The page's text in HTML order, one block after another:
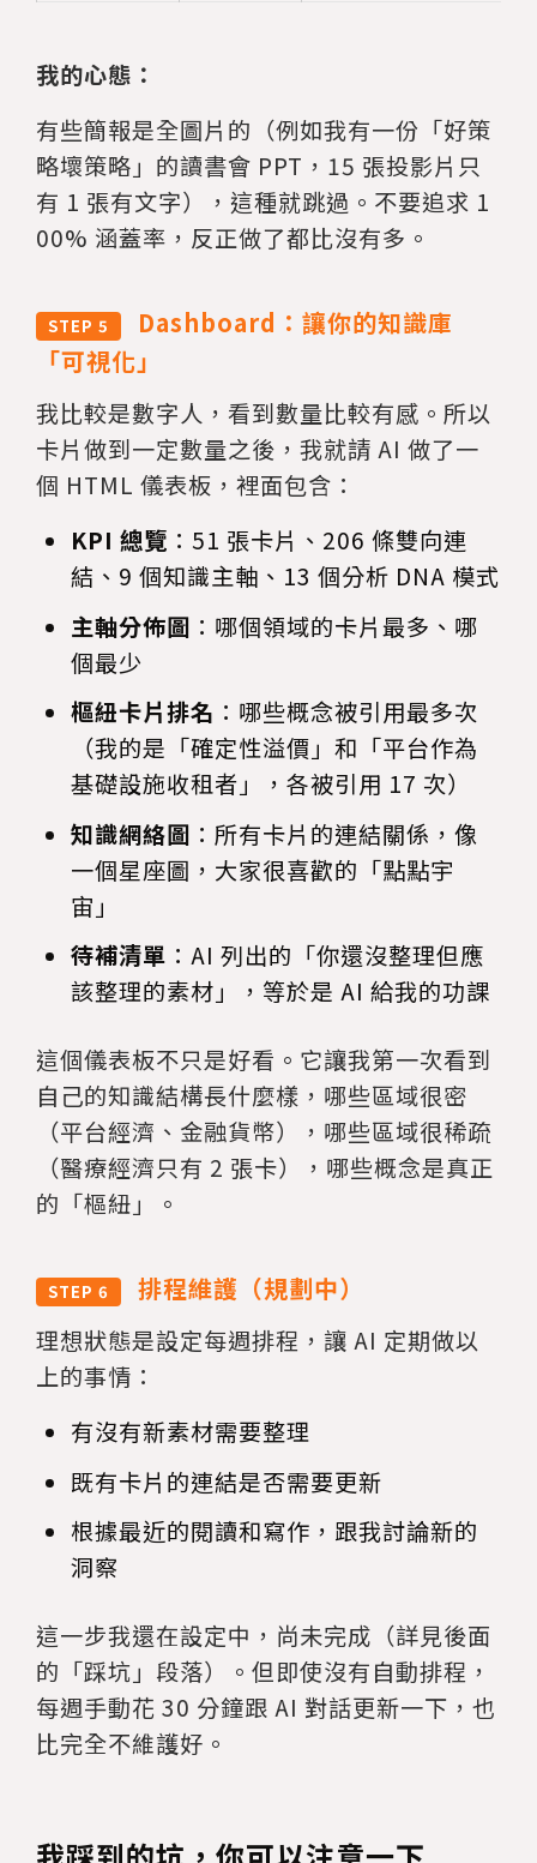
我的心態：
有些簡報是全圖片的（例如我有一份「好策
略壞策略」的讀書會 PPT，15 張投影片只
有 1 張有文字），這種就跳過。不要追求 1
00% 涵蓋率，反正做了都比沒有多。
STEP 5
Dashboard：讓你的知識庫
「可視化」
我比較是數字人，看到數量比較有感。所以
卡片做到一定數量之後，我就請 AI 做了一
個 HTML 儀表板，裡面包含：
KPI 總覽 ：51 張卡片、206 條雙向連
結、9 個知識主軸、13 個分析 DNA 模式
主軸分佈圖 ：哪個領域的卡片最多、哪
個最少
樞紐卡片排名 ：哪些概念被引用最多次
（我的是「確定性溢價」和「平台作為
基礎設施收租者」，各被引用 17 次）
知識網絡圖 ：所有卡片的連結關係，像
一個星座圖，大家很喜歡的「點點宇
宙」
待補清單 ：AI 列出的「你還沒整理但應
該整理的素材」，等於是 AI 給我的功課
這個儀表板不只是好看。它讓我第一次看到
自己的知識結構長什麼樣，哪些區域很密
（平台經濟、金融貨幣），哪些區域很稀疏
（醫療經濟只有 2 張卡），哪些概念是真正
的「樞紐」。
STEP 6 排程維護（規劃中）
理想狀態是設定每週排程，讓 AI 定期做以
上的事情：
有沒有新素材需要整理
既有卡片的連結是否需要更新
根據最近的閱讀和寫作，跟我討論新的
洞察
這一步我還在設定中，尚未完成（詳見後面
的「踩坑」段落）。但即使沒有自動排程，
每週手動花 30 分鐘跟 AI 對話更新一下，也
比完全不維護好。